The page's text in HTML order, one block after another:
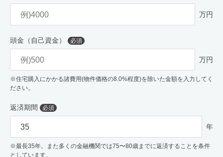
万円
頭金（自己資金） 必須
万円
※住宅購入にかかる諸費用(物件価格の8.0%程度)を除いた金額を入力してく
ださい。
返済期間 必須
年
※最長35年。また多くの金融機関では75〜80歳までに返済することを条件
としています。